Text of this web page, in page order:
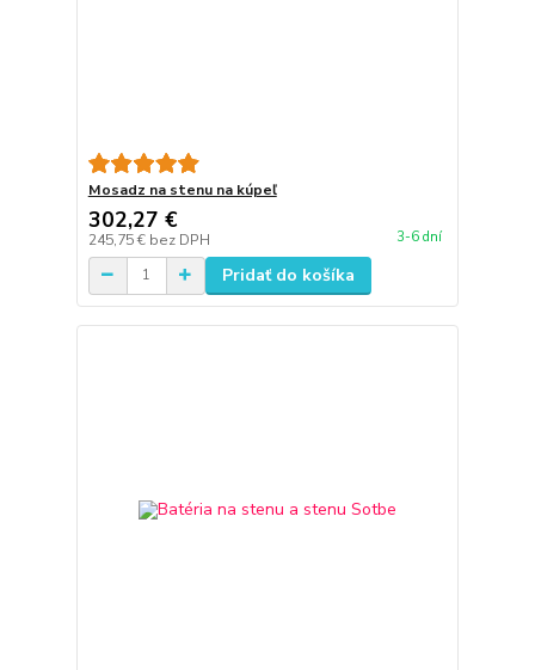
Mosadz na stenu na kúpeľ
302,27 €
245,75 € bez DPH 3-6 dní
Pridať do košíka